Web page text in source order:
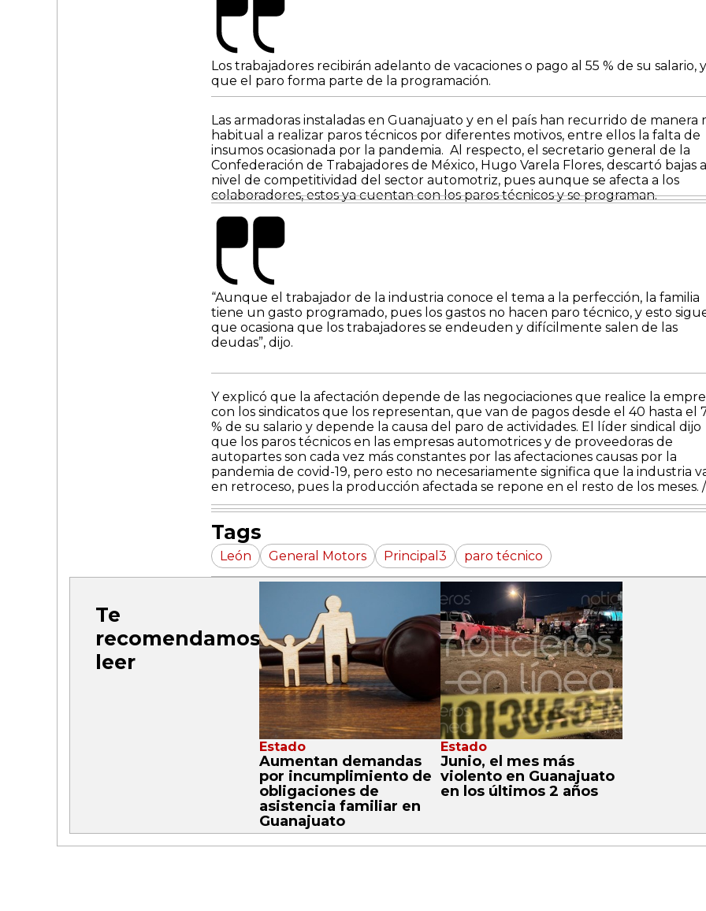
Los trabajadores recibirán adelanto de vacaciones o pago al 55 % de su salario,
que el paro forma parte de la programación.
Las armadoras instaladas en Guanajuato y en el país han recurrido de manera
habitual a realizar paros técnicos por diferentes motivos, entre ellos la falta de
insumos ocasionada por la pandemia. Al respecto, el secretario general de la
Confederación de Trabajadores de México, Hugo Varela Flores, descartó bajas al
nivel de competitividad del sector automotriz, pues aunque se afecta a los
colaboradores, estos ya cuentan con los paros técnicos y se programan.
“Aunque el trabajador de la industria conoce el tema a la perfección, la familia
tiene un gasto programado, pues los gastos no hacen paro técnico, y esto
que ocasiona que los trabajadores se endeuden y difícilmente salen de las
deudas”, dijo.
Y explicó que la afectación depende de las negociaciones que realice la
con los sindicatos que los representan, que van de pagos desde el 40 hasta el
% de su salario y depende la causa del paro de actividades. El líder sindical dijo
que los paros técnicos en las empresas automotrices y de proveedoras de
autopartes son cada vez más constantes por las afectaciones causas por la
pandemia de covid-19, pero esto no necesariamente significa que la industria
en retroceso, pues la producción afectada se repone en el resto de los meses.
Tags
León General Motors Principal3 paro técnico
Te
recomendamos
leer
Estado
Aumentan demandas
por incumplimiento de
obligaciones de
asistencia familiar en
Guanajuato
Estado
Junio, el mes más
violento en Guanajuato
en los últimos 2 años